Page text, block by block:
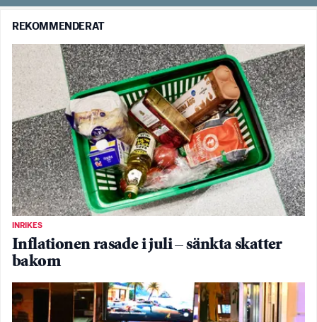
REKOMMENDERAT
INRIKES
Inflationen rasade i juli – sänkta skatter
bakom